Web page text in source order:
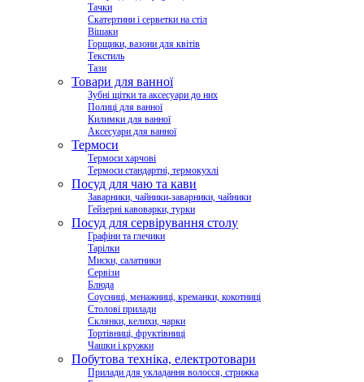
Тачки
Скатертини і серветки на стіл
Вішаки
Горщики, вазони для квітів
Текстиль
Тази
Товари для ванної
Зубні щітки та аксесуари до них
Полиці для ванної
Килимки для ванної
Аксесуари для ванної
Термоси
Термоси харчові
Термоси стандартні, термокухлі
Посуд для чаю та кави
Заварники, чайники-заварники, чайники
Гейзерні кавоварки, турки
Посуд для сервірування столу
Графіни та глечики
Тарілки
Миски, салатники
Сервізи
Блюда
Соусниці, менажниці, креманки, кокотниці
Столові прилади
Склянки, келихи, чарки
Тортівниці, фруктівниці
Чашки і кружки
Побутова техніка, електротовари
Прилади для укладання волосся, стрижка